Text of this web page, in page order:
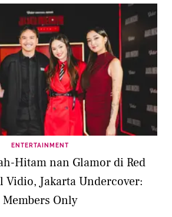
ENTERTAINMENT
Hitam nan Glamor di Red
Vidio, Jakarta Undercover:
Members Only